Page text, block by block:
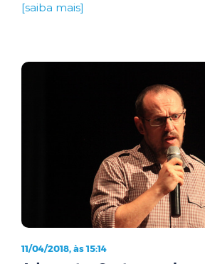
[saiba mais]
11/04/2018, às 15:14